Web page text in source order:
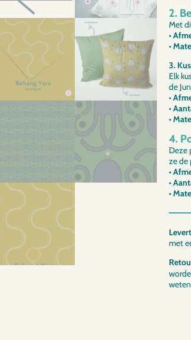
2.
Met
•
•
3.
Elk
de
•
•
•
4.
Deze
ze de
•
•
•
met